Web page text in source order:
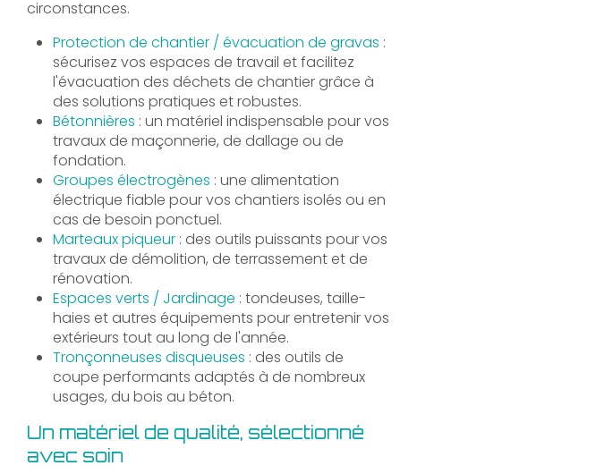
circonstances.
Protection de chantier / évacuation de gravas :
sécurisez vos espaces de travail et facilitez
l'évacuation des déchets de chantier grâce à
des solutions pratiques et robustes.
Bétonnières : un matériel indispensable pour vos
travaux de maçonnerie, de dallage ou de
fondation.
Groupes électrogènes : une alimentation
électrique fiable pour vos chantiers isolés ou en
cas de besoin ponctuel.
Marteaux piqueur: des outils puissants pour vos
travaux de démolition, de terrassement et de
rénovation.
Espaces verts / Jardinage : tondeuses, taille-
haies et autres équipements pour entretenir vos
extérieurs tout au long de l'année.
Tronçonneuses disqueuses : des outils de
coupe performants adaptés à de nombreux
usages, du bois au béton.
Un matériel de qualité, sélectionné
avec soin